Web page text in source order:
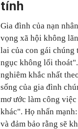
tính
Gia đình của nạn
vọng xã hội không
lai của con gái chúng
ngục không lối
nghiêm khắc nhất
sống của gia đình
mơ ước làm công
khác". Họ nhấn
và đảm bảo rằng sẽ